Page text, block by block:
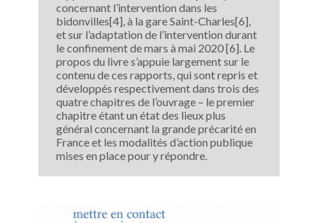
concernant l’intervention dans les
bidonvilles[4], à la gare Saint-Charles[6],
et sur l’adaptation de l’intervention durant
le confinement de mars à mai 2020 [6]. Le
propos du livre s’appuie largement sur le
contenu de ces rapports, qui sont repris et
développés respectivement dans trois des
quatre chapitres de l’ouvrage – le premier
chapitre étant un état des lieux plus
général concernant la grande précarité en
France et les modalités d’action publique
mises en place pour y répondre.